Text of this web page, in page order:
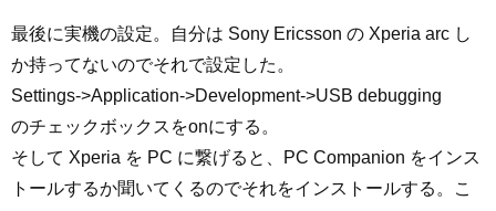
最後に実機の設定。自分は Sony Ericsson の Xperia arc し
か持ってないのでそれで設定した。
Settings->Application->Development->USB debugging
のチェックボックスをonにする。
そして Xperia を PC に繋げると、PC Companion をインス
トールするか聞いてくるのでそれをインストールする。こ